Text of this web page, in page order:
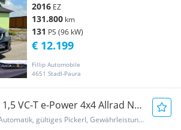
2016 EZ
131.800 km
131 PS (96 kW)
Fillip Automobile
4651 Stadl-Paura
€ 12.199
1,5 VC-T e-Power 4x4 Allrad N-
Hybrid Elektro/Benzin, Automatik, gültiges Pickerl, Gewährleistung, Garantie